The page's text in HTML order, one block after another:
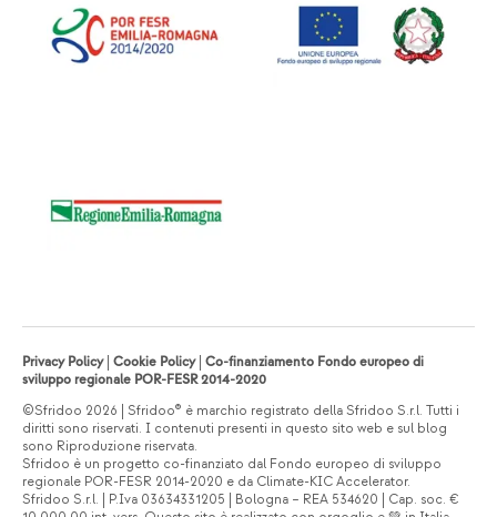
Privacy Policy| Cookie Policy| Co-finanziamento Fondo europeo di
sviluppo regionale POR-FESR 2014-2020
©Sfridoo 2026 | Sfridoo® è marchio registrato della Sfridoo S.r.l. Tutti i
diritti sono riservati. I contenuti presenti in questo sito web e sul blog
sono Riproduzione riservata.
Sfridoo è un progetto co-finanziato dal Fondo europeo di sviluppo
regionale POR-FESR 2014-2020 e da Climate-KIC Accelerator.
Sfridoo S.r.l. | P.Iva 03634331205 | Bologna – REA 534620 | Cap. soc. €